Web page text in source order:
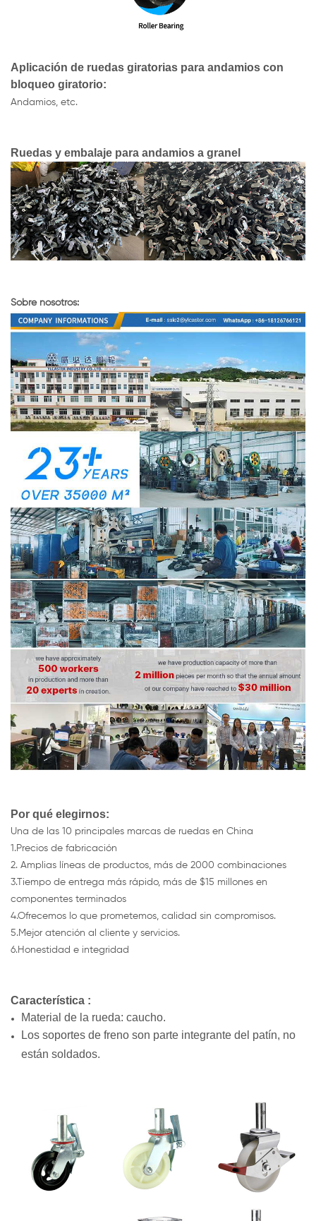
Aplicación de ruedas giratorias para andamios con
bloqueo giratorio:
Andamios, etc.
Ruedas y embalaje para andamios a granel
Sobre nosotros:
Por qué elegirnos:
Una de las 10 principales marcas de ruedas en China
1.Precios de fabricación
2. Amplias líneas de productos, más de 2000 combinaciones
3.Tiempo de entrega más rápido, más de $15 millones en
componentes terminados
4.Ofrecemos lo que prometemos, calidad sin compromisos.
5.Mejor atención al cliente y servicios.
6.Honestidad e integridad
Característica :
Material de la rueda: caucho.
Los soportes de freno son parte integrante del patín, no
están soldados.